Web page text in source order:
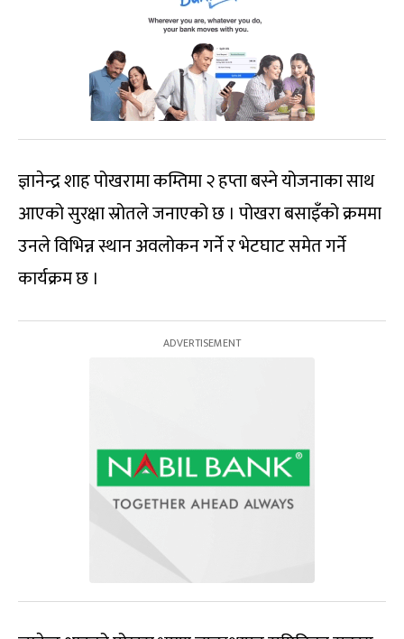
ज्ञानेन्द्र शाह पोखरामा कम्तिमा २ हप्ता बस्ने योजनाका साथ
आएको सुरक्षा स्रोतले जनाएको छ । पोखरा बसाइँको क्रममा
उनले विभिन्न स्थान अवलोकन गर्ने र भेटघाट समेत गर्ने
कार्यक्रम छ ।